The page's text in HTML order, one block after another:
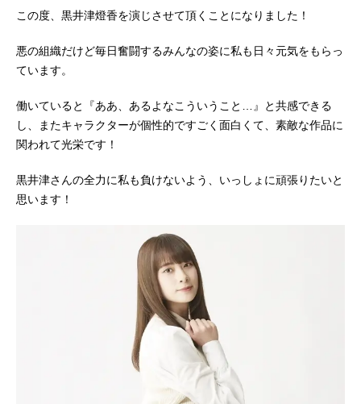
この度、黒井津燈香を演じさせて頂くことになりました！
悪の組織だけど毎日奮闘するみんなの姿に私も日々元気をもらっ
ています。
働いていると『ああ、あるよなこういうこと…』と共感できる
し、またキャラクターが個性的ですごく面白くて、素敵な作品に
関われて光栄です！
黒井津さんの全力に私も負けないよう、いっしょに頑張りたいと
思います！